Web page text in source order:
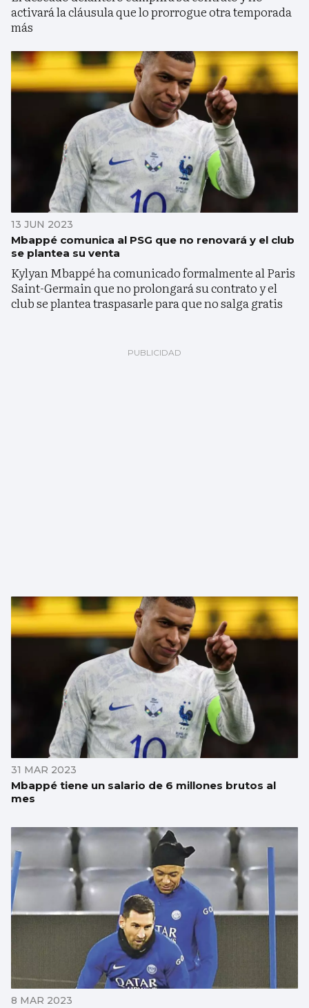
activará la cláusula que lo prorrogue otra temporada
más
13 JUN 2023
Mbappé comunica al PSG que no renovará y el club
se plantea su venta
Kylyan Mbappé ha comunicado formalmente al Paris
Saint-Germain que no prolongará su contrato y el
club se plantea traspasarle para que no salga gratis
31 MAR 2023
Mbappé tiene un salario de 6 millones brutos al
mes
8 MAR 2023